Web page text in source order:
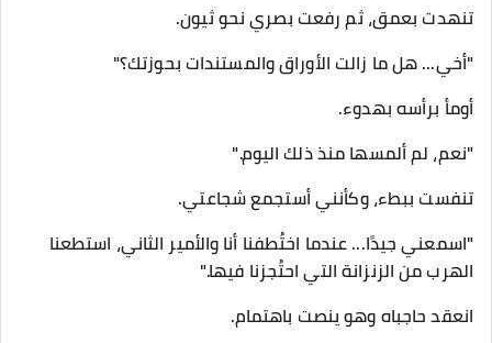
تنهدت بعمق، ثم رفعت بصري نحو ثيون.
"أخي... هل ما زالت الأوراق والمستندات بحوزتك؟"
أومأ برأسه بهدوء.
"نعم، لم ألمسها منذ ذلك اليوم."
تنفست ببطء، وكأنني أستجمع شجاعتي.
"اسمعني جيدًا... عندما اختُطفنا أنا والأمير الثاني، استطعنا
الهرب من الزنزانة التي احتُجزنا فيها."
انعقد حاجباه وهو ينصت باهتمام.